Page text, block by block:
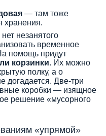
— там тоже
хранения.
незанятого
временное
помощь придут
корзинки. Их можно
полку, а о
догадается. Две-три
коробки — изящное
решение «мусорного
«упрямой»